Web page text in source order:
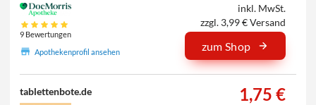
9 Bewertungen
Apothekenprofil ansehen
inkl. MwSt.
zzgl. 3,99 € Versand
zum Shop
tablettenbote.de 1,75 €